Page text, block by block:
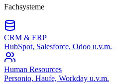
Fachsysteme
CRM & ERP
HubSpot, Salesforce, Odoo u.v.m.
Human Resources
Personio, Haufe, Workday u.v.m.